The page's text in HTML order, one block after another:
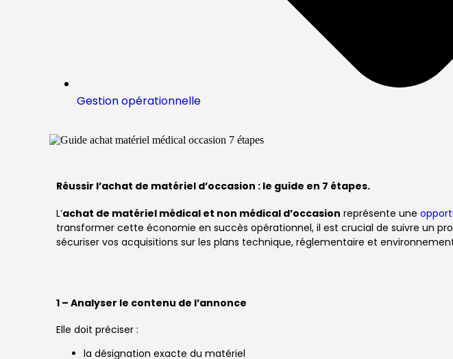
Gestion opérationnelle
Réussir l’achat de matériel d’occasion : le guide en 7 étapes.
L’achat de matériel médical et non médical d’occasion représente une
transformer cette économie en succès opérationnel, il est crucial de suivre un
sécuriser vos acquisitions sur les plans technique, réglementaire et
1 – Analyser le contenu de l’annonce
Elle doit préciser :
la désignation exacte du matériel